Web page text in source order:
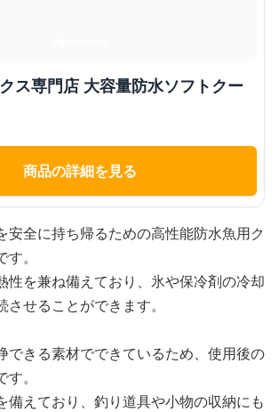
量防水ソフトクー
商品の詳細を見る
安全に持ち帰るための高性能防水魚用ク
。
性を兼ね備えており、氷や保冷剤の冷却
せることができます。
できる素材でできているため、使用後の
。
備えており、釣り道具や小物の収納にも